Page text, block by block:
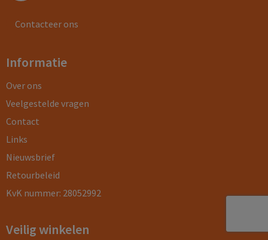
Contacteer ons
Informatie
Over ons
Veelgestelde vragen
Contact
Links
Nieuwsbrief
Retourbeleid
KvK nummer: 28052992
Veilig winkelen